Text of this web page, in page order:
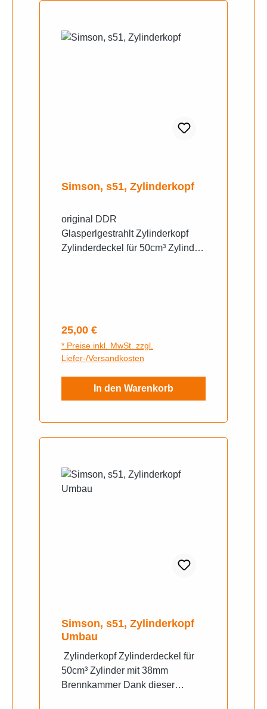
Simson, s51, Zylinderkopf
original DDR
Glasperlgestrahlt Zylinderkopf
Zylinderdeckel für 50cm³ Zylinder
Regulärer Preis:
25,00 €
* Preise inkl. MwSt. zzgl.
Liefer-/Versandkosten
In den Warenkorb
Simson, s51, Zylinderkopf
Umbau
Zylinderkopf Zylinderdeckel für
50cm³ Zylinder mit 38mm
Brennkammer Dank dieser